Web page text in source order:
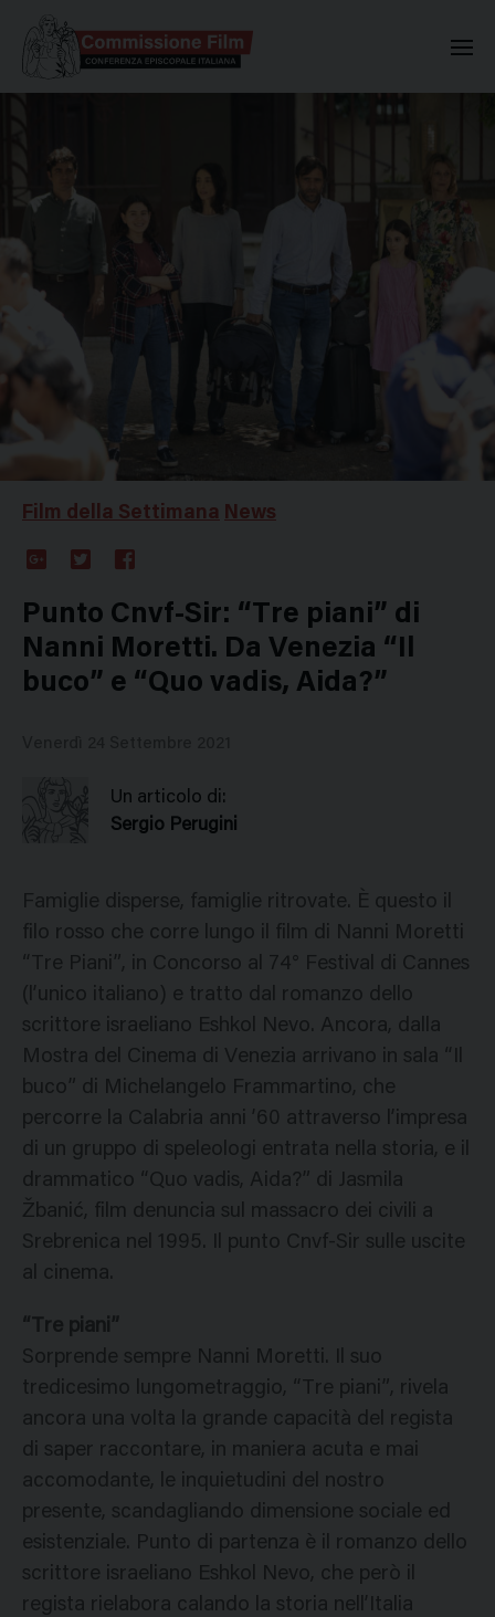
Film della Settimana News
Plus
Punto Cnvf-Sir: “Tre piani” di
Nanni Moretti. Da Venezia “Il
buco” e “Quo vadis, Aida?”
Un articolo di:
Sergio Perugini
Famiglie disperse, famiglie ritrovate. È questo il
filo rosso che corre lungo il film di Nanni Moretti
“Tre Piani”, in Concorso al 74° Festival di Cannes
(l’unico italiano) e tratto dal romanzo dello
scrittore israeliano Eshkol Nevo. Ancora, dalla
Mostra del Cinema di Venezia arrivano in sala “Il
buco” di Michelangelo Frammartino, che
percorre la Calabria anni ’60 attraverso l’impresa
di un gruppo di speleologi entrata nella storia, e il
drammatico “Quo vadis, Aida?” di Jasmila
Žbanić, film denuncia sul massacro dei civili a
Srebrenica nel 1995. Il punto Cnvf-Sir sulle uscite
al cinema.
“Tre piani”
Sorprende sempre Nanni Moretti. Il suo
tredicesimo lungometraggio, “Tre piani”, rivela
ancora una volta la grande capacità del regista
di saper raccontare, in maniera acuta e mai
accomodante, le inquietudini del nostro
presente, scandagliando dimensione sociale ed
esistenziale. Punto di partenza è il romanzo dello
scrittore israeliano Eshkol Nevo, che però il
regista rielabora calando la storia nell’Italia